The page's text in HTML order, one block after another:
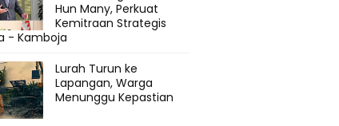
Hun Many, Perkuat
Kemitraan Strategis
- Kamboja
Lurah Turun ke
Lapangan, Warga
Menunggu Kepastian